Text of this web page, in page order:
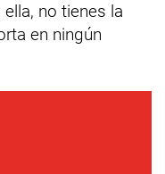
no tienes la
en ningún